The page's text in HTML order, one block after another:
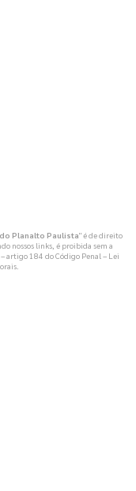
Planalto Paulista" é de direito
nossos links, é proibida sem a
artigo 184 do Código Penal – Lei
.